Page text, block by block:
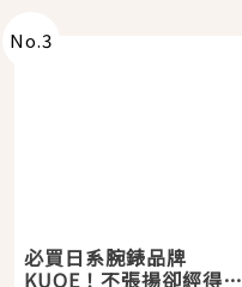
No.3
必買日系腕錶品牌
KUOE！不張揚卻經得起